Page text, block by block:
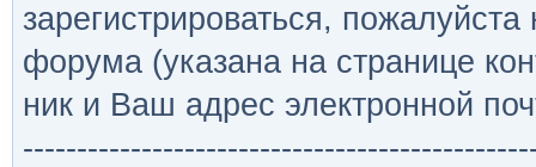
зарегистрироваться,
форума (указана на странице
ник и Ваш адрес электронной